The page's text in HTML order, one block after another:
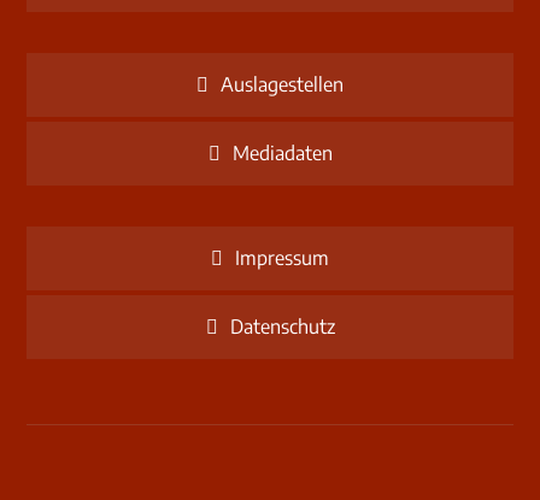
Auslagestellen
Mediadaten
Impressum
Datenschutz